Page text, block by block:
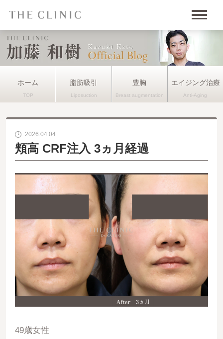
ホーム 脂肪吸引 豊胸 エイジング治療
2026.04.04
頬高 CRF注入 3ヵ月経過
49歳女性